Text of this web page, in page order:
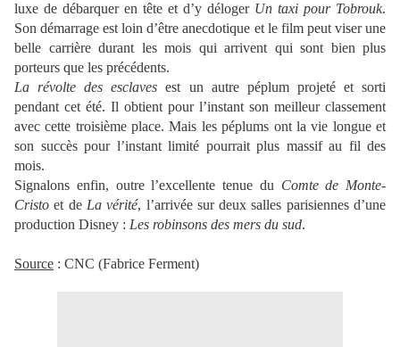
luxe de débarquer en tête et d’y déloger Un taxi pour Tobrouk.
Son démarrage est loin d’être anecdotique et le film peut viser une
belle carrière durant les mois qui arrivent qui sont bien plus
porteurs que les précédents.
La révolte des esclaves est un autre péplum projeté et sorti
pendant cet été. Il obtient pour l’instant son meilleur classement
avec cette troisième place. Mais les péplums ont la vie longue et
son succès pour l’instant limité pourrait plus massif au fil des
mois.
Signalons enfin, outre l’excellente tenue du Comte de Monte-
Cristo et de La vérité, l’arrivée sur deux salles parisiennes d’une
production Disney : Les robinsons des mers du sud.
Source : CNC (Fabrice Ferment)